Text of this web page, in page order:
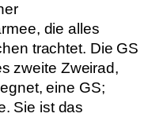
die alles
trachtet. Die GS
zweite Zweirad,
eine GS;
Sie ist das